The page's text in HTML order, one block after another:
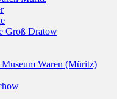
Groß Dratow
Museum Waren (Müritz)